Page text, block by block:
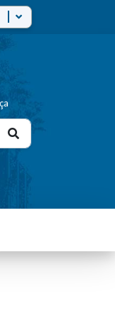
Ir
resultado